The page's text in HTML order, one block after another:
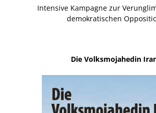
Intensive Kampagne zur
demokratischen
Die Volksmojahedin